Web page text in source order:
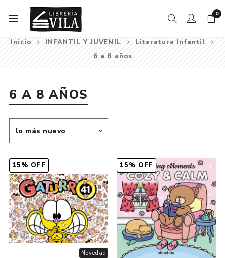
0
Inicio INFANTIL Y JUVENIL
Literatura Infantil
6 a 8 años
6 A 8 AÑOS
Novedad
15% OFF 15% OFF